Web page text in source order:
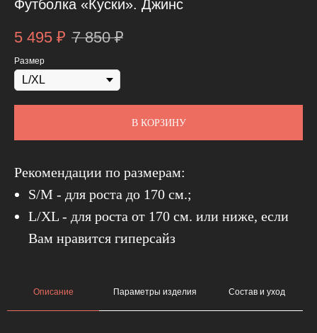
Футболка «Куски». Джинс
5 495 ₽ 7 850 ₽
Размер
В КОРЗИНУ
Рекомендации по размерам:
S/M - для роста до 170 см.;
L/XL - для роста от 170 см. или ниже, если
Вам нравится гиперсайз
Описание Параметры изделия Состав и уход